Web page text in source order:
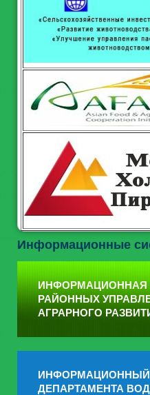
Информационные
ИНФОРМАЦИОННАЯ
РАЙОННЫХ
АГРАРНОГО
ИНФОРМАЦИОННЫЙ
ДЕПАРТАМЕНТА